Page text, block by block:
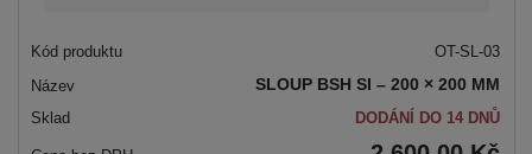
OT-SL-03
SLOUP BSH SI – 200 × 200 MM
DODÁNÍ DO 14 DNŮ